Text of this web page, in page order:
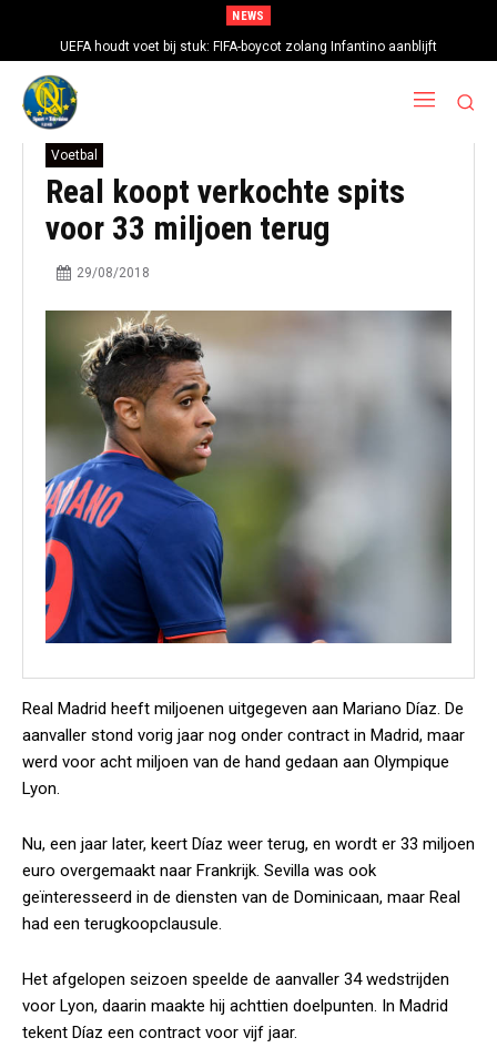
NEWS
UEFA houdt voet bij stuk: FIFA-boycot zolang Infantino aanblijft
Voetbal
Real koopt verkochte spits
voor 33 miljoen terug
29/08/2018
Real Madrid heeft miljoenen uitgegeven aan Mariano Díaz. De
aanvaller stond vorig jaar nog onder contract in Madrid, maar
werd voor acht miljoen van de hand gedaan aan Olympique
Lyon.
Nu, een jaar later, keert Díaz weer terug, en wordt er 33 miljoen
euro overgemaakt naar Frankrijk. Sevilla was ook
geïnteresseerd in de diensten van de Dominicaan, maar Real
had een terugkoopclausule.
Het afgelopen seizoen speelde de aanvaller 34 wedstrijden
voor Lyon, daarin maakte hij achttien doelpunten. In Madrid
tekent Díaz een contract voor vijf jaar.